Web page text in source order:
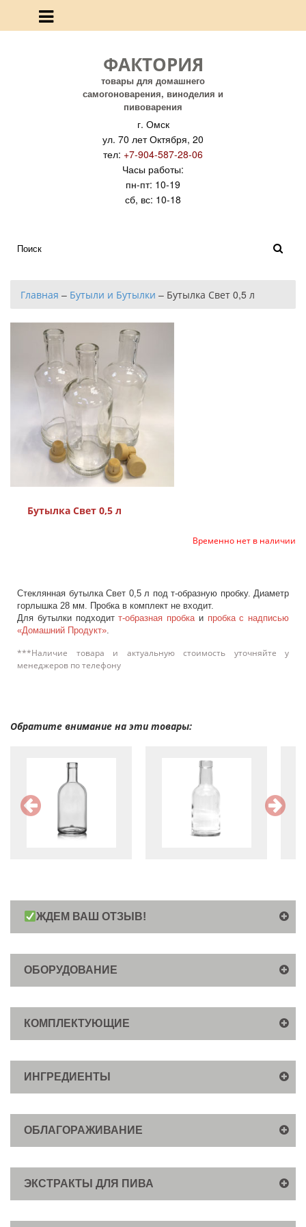
ФАКТОРИЯ
товары для домашнего
самогоноварения, виноделия и
пивоварения
г. Омск
ул. 70 лет Октября, 20
тел: +7-904-587-28-06
Часы работы:
пн-пт: 10-19
сб, вс: 10-18
Главная – Бутыли и Бутылки – Бутылка Свет 0,5 л
Бутылка Свет 0,5 л
Временно нет в наличии
Стеклянная бутылка Свет 0,5 л под т-образную пробку. Диаметр
горлышка 28 мм. Пробка в комплект не входит.
Для бутылки подходитт-образная пробкаи пробка с надписью
«Домашний Продукт».
***Наличие товара и актуальную стоимость уточняйте у
менеджеров по телефону
Обратите внимание на эти товары:
ЖДЕМ ВАШ ОТЗЫВ!
ОБОРУДОВАНИЕ
КОМПЛЕКТУЮЩИЕ
ИНГРЕДИЕНТЫ
ОБЛАГОРАЖИВАНИЕ
ЭКСТРАКТЫ ДЛЯ ПИВА